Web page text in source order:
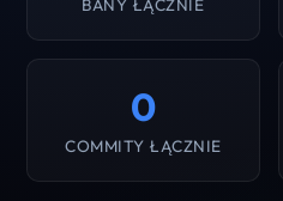
BANY ŁĄCZNIE
0
COMMITY ŁĄCZNIE